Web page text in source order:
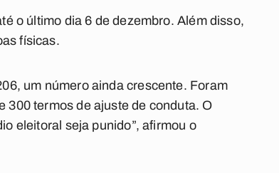
o último dia 6 de dezembro. Além disso,
físicas.
um número ainda crescente. Foram
300 termos de ajuste de conduta. O
eleitoral seja punido”, afirmou o